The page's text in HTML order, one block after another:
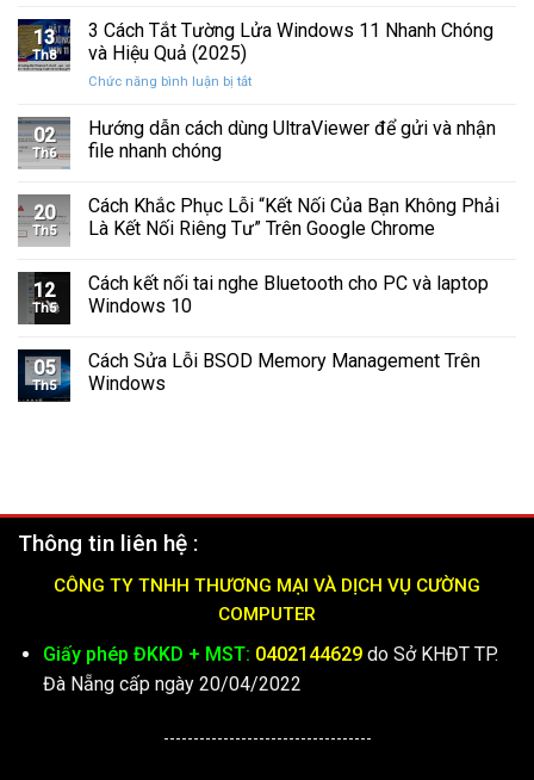
Hỏng
Giác
Trên
C
Sửa
Âm
Khi
11
13
Th8
3 Cách Tắt Tường Lửa Windows 11 Nhanh Chóng
và Hiệu Quả (2025)
Chức năng bình luận bị tắtở
Cách
Tắt
Windows
11
và
02
Th6
Hướng dẫn cách dùng UltraViewer để gửi và nhận
file nhanh chóng
20
Th5
Cách Khắc Phục Lỗi “Kết Nối Của Bạn Không Phải
Là Kết Nối Riêng Tư” Trên Google Chrome
12
Th5
Cách kết nối tai nghe Bluetooth cho PC và laptop
Windows 10
05
Th5
Cách Sửa Lỗi BSOD Memory Management Trên
Windows
Thông tin liên hệ :
CÔNG TY TNHH THƯƠNG MẠI VÀ DỊCH VỤ CƯỜNG
COMPUTER
Giấy phép ĐKKD + MST: 0402144629do Sở KHĐT TP.
Đà Nẵng cấp ngày 20/04/2022
-----------------------------------